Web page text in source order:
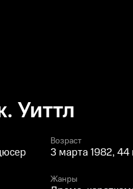
Уиттл
Возраст
3 марта 1982, 44
Жанры